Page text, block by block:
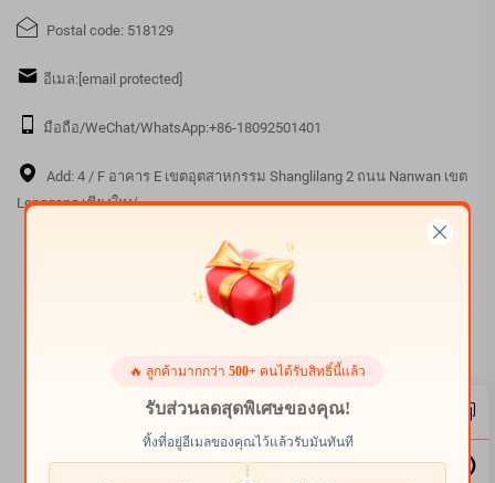
Postal code: 518129
อีเมล: [email protected]
มือถือ/WeChat/WhatsApp:+86-18092501401
Add: 4 / F อาคาร E เขตอุตสาหกรรม Shanglilang 2 ถนน Nanwan เขต
Longgang เชียงใหม่
รับใบเสนอราคาฟรี
ตัวแทนของเราจะติดต่อกลับหาคุณในเร็วๆนี้
🔥 ลูกค้ามากกว่า 500+ คนได้รับสิทธิ์นี้แล้ว
รับส่วนลดสุดพิเศษของคุณ!
ทิ้งที่อยู่อีเมลของคุณไว้แล้วรับมันทันที